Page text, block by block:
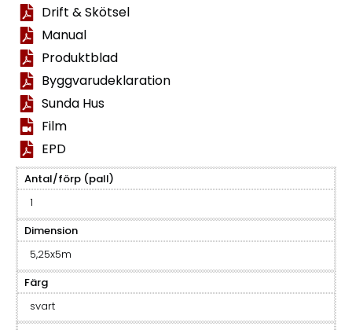
Drift & Skötsel
Manual
Produktblad
Byggvarudeklaration
Sunda Hus
Film
EPD
Antal/förp (pall)
1
Dimension
5,25x5m
Färg
svart